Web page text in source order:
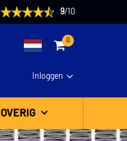
9/ 10
0
Inloggen
OVERIG